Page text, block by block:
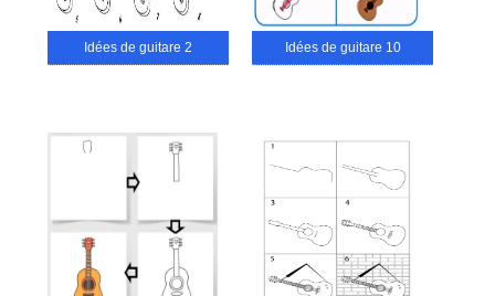
Idées de guitare 2 Idées de guitare 10